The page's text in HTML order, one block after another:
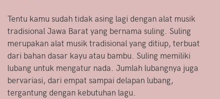
Tentu kamu sudah tidak asing lagi dengan alat musik
tradisional Jawa Barat yang bernama suling. Suling
merupakan alat musik tradisional yang ditiup, terbuat
dari bahan dasar kayu atau bambu. Suling memiliki
lubang untuk mengatur nada. Jumlah lubangnya juga
bervariasi, dari empat sampai delapan lubang,
tergantung dengan kebutuhan lagu.